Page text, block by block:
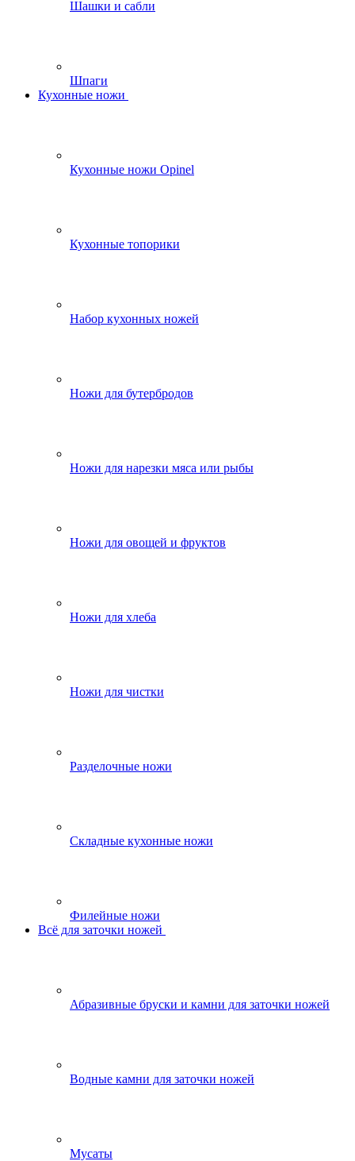
Шашки и сабли
Шпаги
Кухонные ножи
Кухонные ножи Opinel
Кухонные топорики
Набор кухонных ножей
Ножи для бутербродов
Ножи для нарезки мяса или рыбы
Ножи для овощей и фруктов
Ножи для хлеба
Ножи для чистки
Разделочные ножи
Складные кухонные ножи
Филейные ножи
Всё для заточки ножей
Абразивные бруски и камни для заточки ножей
Водные камни для заточки ножей
Мусаты